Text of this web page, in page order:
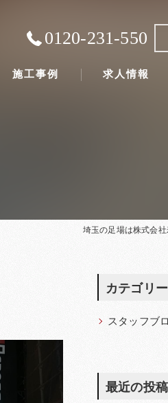
0120-231-550
施工事例 求人情報
埼玉の足場は株式会社
カテゴリー
スタッフブ
最近の投稿